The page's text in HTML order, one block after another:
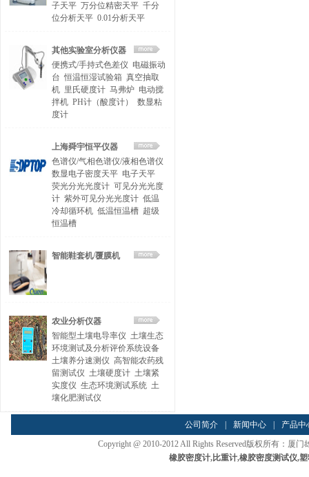
子天平 万分位精密天平 千分
位分析天平 0.01分析天平
其他实验室分析仪器
便携式/手持式色差仪 电磁振动
台 恒温恒湿试验箱 真空抽取
机 里氏硬度计 马弗炉 电动搅
拌机 PH计（酸度计）
数显粘
度计
上海舜宇恒平仪器
色谱仪/气相色谱仪/液相色谱仪
数显电子密度天平 电子天平
荧光分光光度计 可见分光光度
计 紫外可见分光光度计 低温
冷却循环机 低温恒温槽 超级
恒温槽
智能鞋套机/覆膜机
农业分析仪器
智能型土壤电导率仪 土壤生态
环境测试及分析评价系统设备
土壤养分速测仪 高智能农药残
留测试仪 土壤硬度计 土壤紧
实度仪 生态环境测试系统 土
壤化肥测试仪
公司简介 新闻中心
产品中
Copyright @ 2010-2012 All Rights Reserved版权所有：厦
橡胶密度计,比重计,橡胶密度测试仪,塑